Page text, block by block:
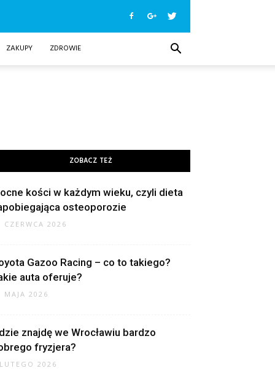
ZAKUPY ZDROWIE
ZOBACZ TEŻ
kości w każdym wieku, czyli dieta
osteoporozie
CZERWCA 2026
Gazoo Racing – co to takiego?
auta oferuje?
MAJA 2026
znajdę we Wrocławiu bardzo
fryzjera?
2026